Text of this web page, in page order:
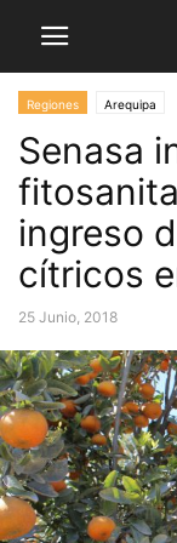
Regiones Arequipa
Senasa
ingreso
cítricos
25 Junio, 2018